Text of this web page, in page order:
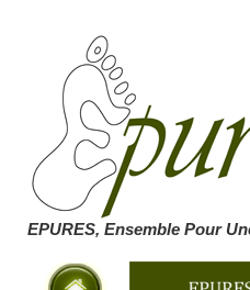
EPURES, Ensemble Pour